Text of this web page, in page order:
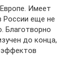
Имеет
еще не
Благотворно
до конца,